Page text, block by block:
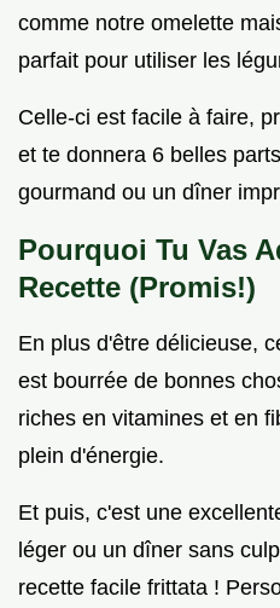
comme notre omelette
parfait pour utiliser les
Celle-ci est facile à faire,
et te donnera 6 belles
gourmand ou un dîner
Pourquoi Tu Vas
Recette (Promis!)
En plus d'être délicieuse,
est bourrée de bonnes
riches en vitamines et en
plein d'énergie.
Et puis, c'est une
léger ou un dîner sans
recette facile frittata !